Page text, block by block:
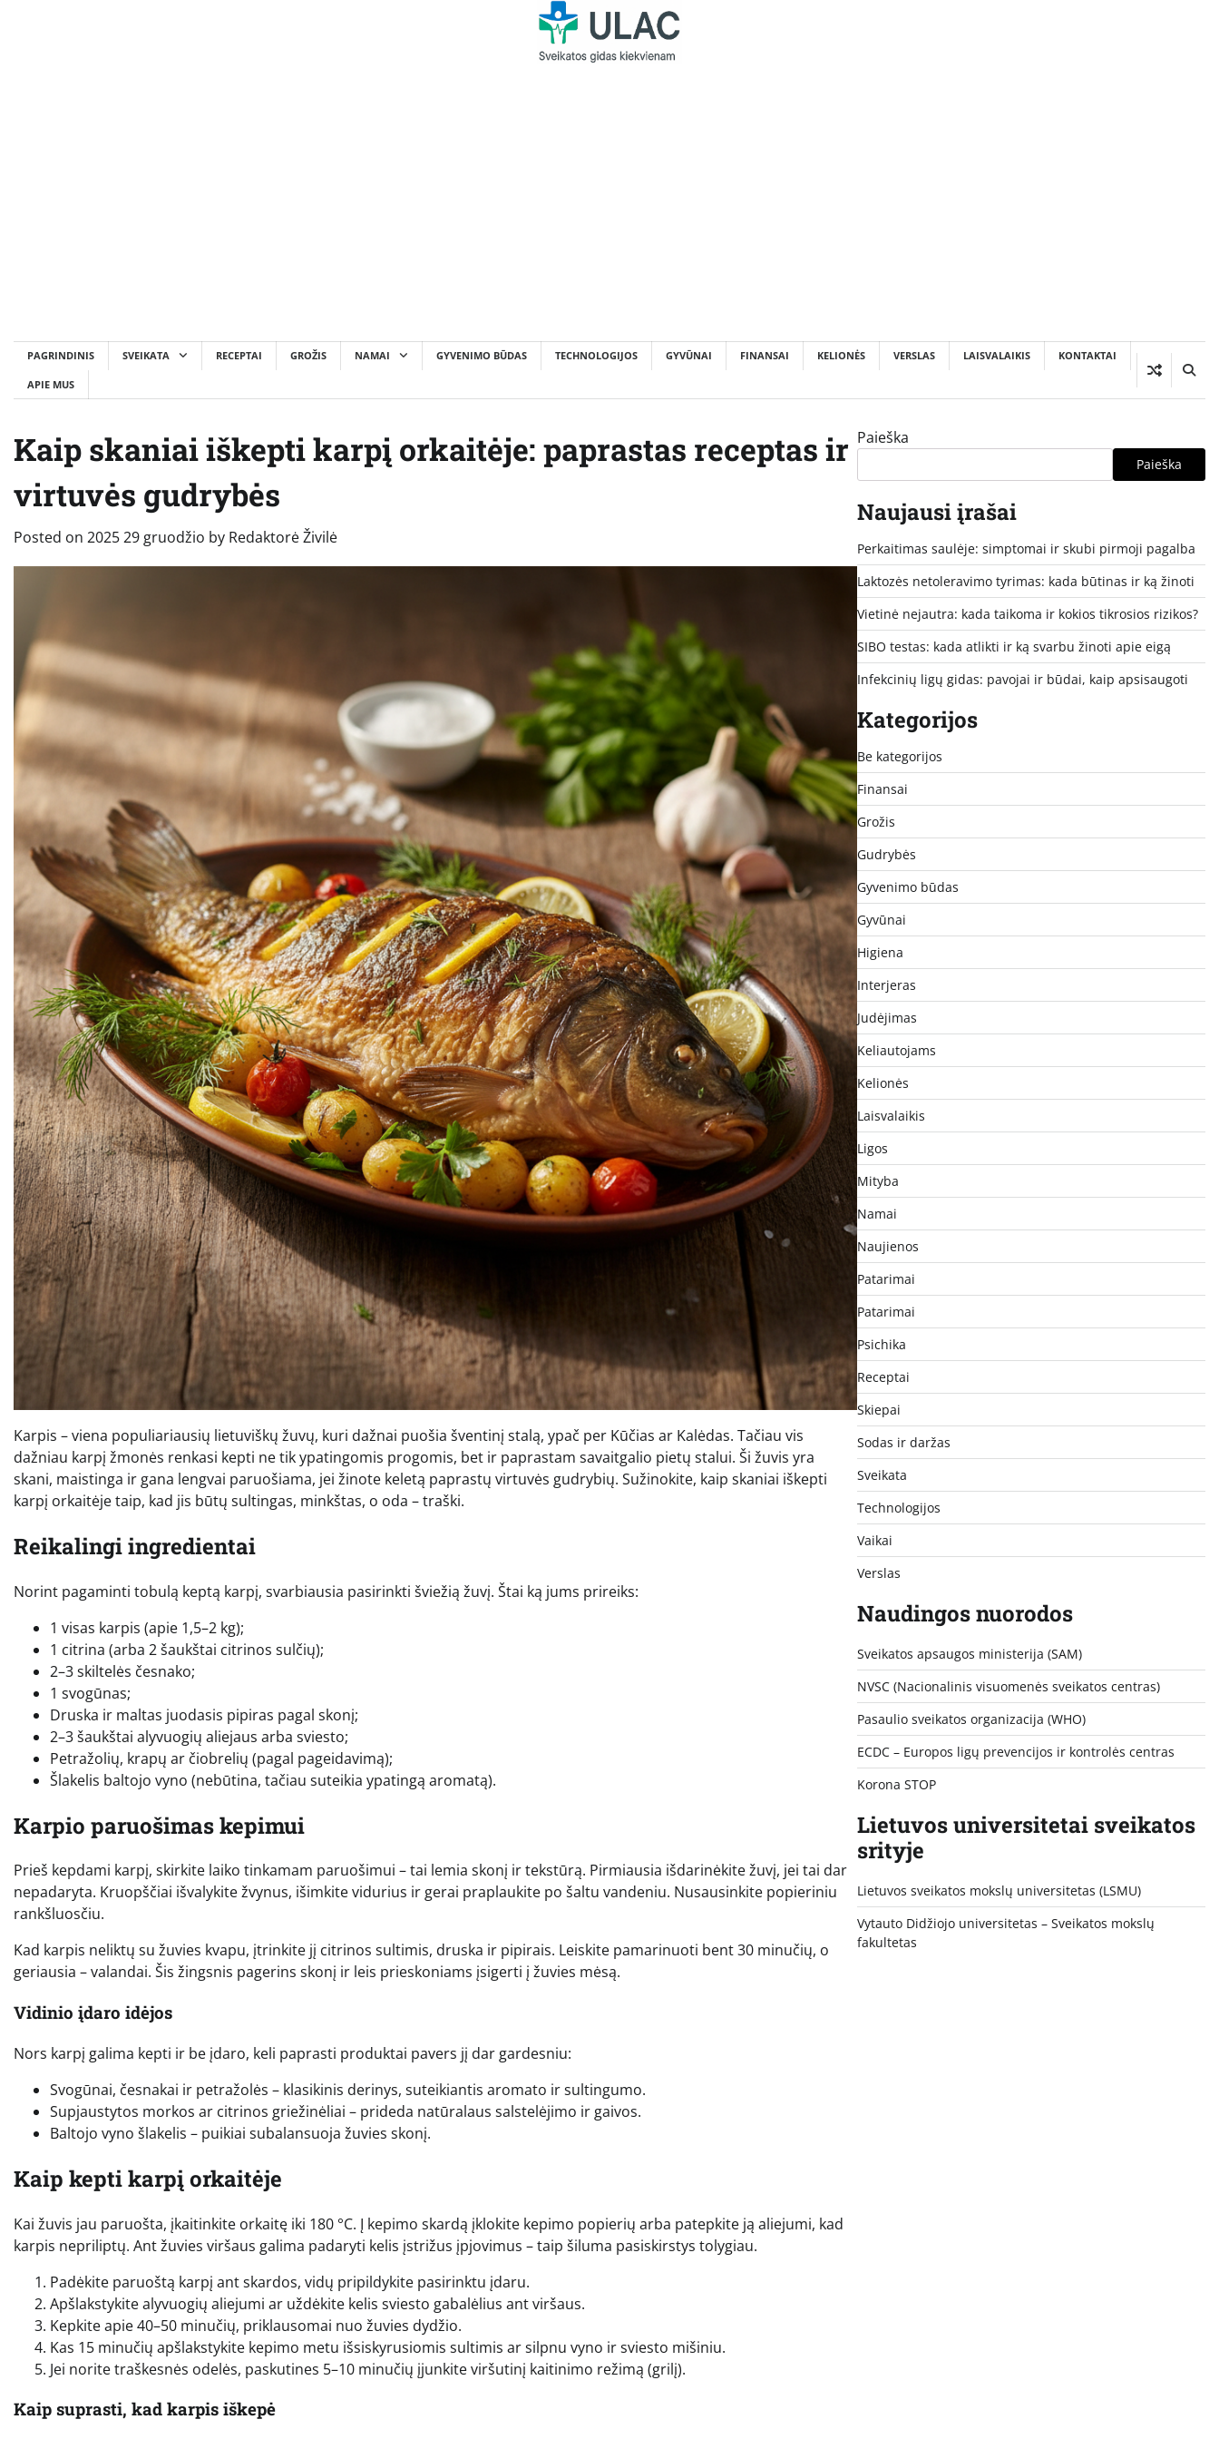
PAGRINDINIS SVEIKATA RECEPTAI GROŽIS NAMAI GYVENIMO BŪDAS TECHNOLOGIJOS GYVŪNAI FINANSAI KELIONĖS VERSLAS LAISVALAIKIS KONTAKTAI
APIE MUS
Kaip skaniai iškepti karpį orkaitėje: paprastas receptas ir
virtuvės gudrybės
Posted on 2025 29 gruodžio by Redaktorė Živilė
Karpis – viena populiariausių lietuviškų žuvų, kuri dažnai puošia šventinį stalą, ypač per Kūčias ar Kalėdas. Tačiau vis
dažniau karpį žmonės renkasi kepti ne tik ypatingomis progomis, bet ir paprastam savaitgalio pietų stalui. Ši žuvis yra
skani, maistinga ir gana lengvai paruošiama, jei žinote keletą paprastų virtuvės gudrybių. Sužinokite, kaip skaniai iškepti
karpį orkaitėje taip, kad jis būtų sultingas, minkštas, o oda – traški.
Reikalingi ingredientai
Norint pagaminti tobulą keptą karpį, svarbiausia pasirinkti šviežią žuvį. Štai ką jums prireiks:
1 visas karpis (apie 1,5–2 kg);
1 citrina (arba 2 šaukštai citrinos sulčių);
2–3 skiltelės česnako;
1 svogūnas;
Druska ir maltas juodasis pipiras pagal skonį;
2–3 šaukštai alyvuogių aliejaus arba sviesto;
Petražolių, krapų ar čiobrelių (pagal pageidavimą);
Šlakelis baltojo vyno (nebūtina, tačiau suteikia ypatingą aromatą).
Karpio paruošimas kepimui
Prieš kepdami karpį, skirkite laiko tinkamam paruošimui – tai lemia skonį ir tekstūrą. Pirmiausia išdarinėkite žuvį, jei tai dar
nepadaryta. Kruopščiai išvalykite žvynus, išimkite vidurius ir gerai praplaukite po šaltu vandeniu. Nusausinkite popieriniu
rankšluosčiu.
Kad karpis neliktų su žuvies kvapu, įtrinkite jį citrinos sultimis, druska ir pipirais. Leiskite pamarinuoti bent 30 minučių, o
geriausia – valandai. Šis žingsnis pagerins skonį ir leis prieskoniams įsigerti į žuvies mėsą.
Vidinio įdaro idėjos
Nors karpį galima kepti ir be įdaro, keli paprasti produktai pavers jį dar gardesniu:
Svogūnai, česnakai ir petražolės – klasikinis derinys, suteikiantis aromato ir sultingumo.
Supjaustytos morkos ar citrinos griežinėliai – prideda natūralaus salstelėjimo ir gaivos.
Baltojo vyno šlakelis – puikiai subalansuoja žuvies skonį.
Kaip kepti karpį orkaitėje
Kai žuvis jau paruošta, įkaitinkite orkaitę iki 180 °C. Į kepimo skardą įklokite kepimo popierių arba patepkite ją aliejumi, kad
karpis nepriliptų. Ant žuvies viršaus galima padaryti kelis įstrižus įpjovimus – taip šiluma pasiskirstys tolygiau.
Padėkite paruoštą karpį ant skardos, vidų pripildykite pasirinktu įdaru.
Apšlakstykite alyvuogių aliejumi ar uždėkite kelis sviesto gabalėlius ant viršaus.
Kepkite apie 40–50 minučių, priklausomai nuo žuvies dydžio.
Kas 15 minučių apšlakstykite kepimo metu išsiskyrusiomis sultimis ar silpnu vyno ir sviesto mišiniu.
Jei norite traškesnės odelės, paskutines 5–10 minučių įjunkite viršutinį kaitinimo režimą (grilį).
Kaip suprasti, kad karpis iškepė
Paieška
Paieška
Naujausi įrašai
Perkaitimas saulėje: simptomai ir skubi pirmoji pagalba
Laktozės netoleravimo tyrimas: kada būtinas ir ką žinoti
Vietinė nejautra: kada taikoma ir kokios tikrosios rizikos?
SIBO testas: kada atlikti ir ką svarbu žinoti apie eigą
Infekcinių ligų gidas: pavojai ir būdai, kaip apsisaugoti
Kategorijos
Be kategorijos
Finansai
Grožis
Gudrybės
Gyvenimo būdas
Gyvūnai
Higiena
Interjeras
Judėjimas
Keliautojams
Kelionės
Laisvalaikis
Ligos
Mityba
Namai
Naujienos
Patarimai
Patarimai
Psichika
Receptai
Skiepai
Sodas ir daržas
Sveikata
Technologijos
Vaikai
Verslas
Naudingos nuorodos
Sveikatos apsaugos ministerija (SAM)
NVSC (Nacionalinis visuomenės sveikatos centras)
Pasaulio sveikatos organizacija (WHO)
ECDC – Europos ligų prevencijos ir kontrolės centras
Korona STOP
Lietuvos universitetai sveikatos
srityje
Lietuvos sveikatos mokslų universitetas (LSMU)
Vytauto Didžiojo universitetas – Sveikatos mokslų
fakultetas